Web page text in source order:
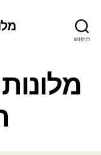
חיפוש